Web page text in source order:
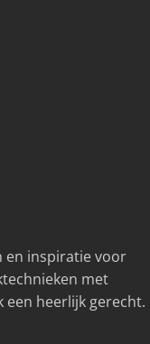
en inspiratie voor
met
een heerlijk gerecht.